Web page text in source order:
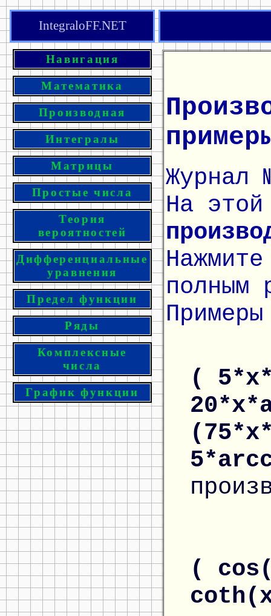
IntegraloFF.NET
Навигация
Математика
Производная
Интегралы
Матрицы
Простые числа
Теория
вероятностей
Дифференциальные
уравнения
Предел функции
Ряды
Комплексные
числа
График функции
Журнал
На
полным
(
(